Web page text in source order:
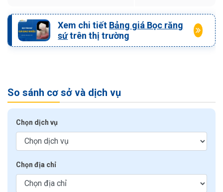
Xem chi tiết Bảng giá Bọc răng
sứtrên thị trường
So sánh cơ sở và dịch vụ
Chọn dịch vụ
Chọn địa chỉ